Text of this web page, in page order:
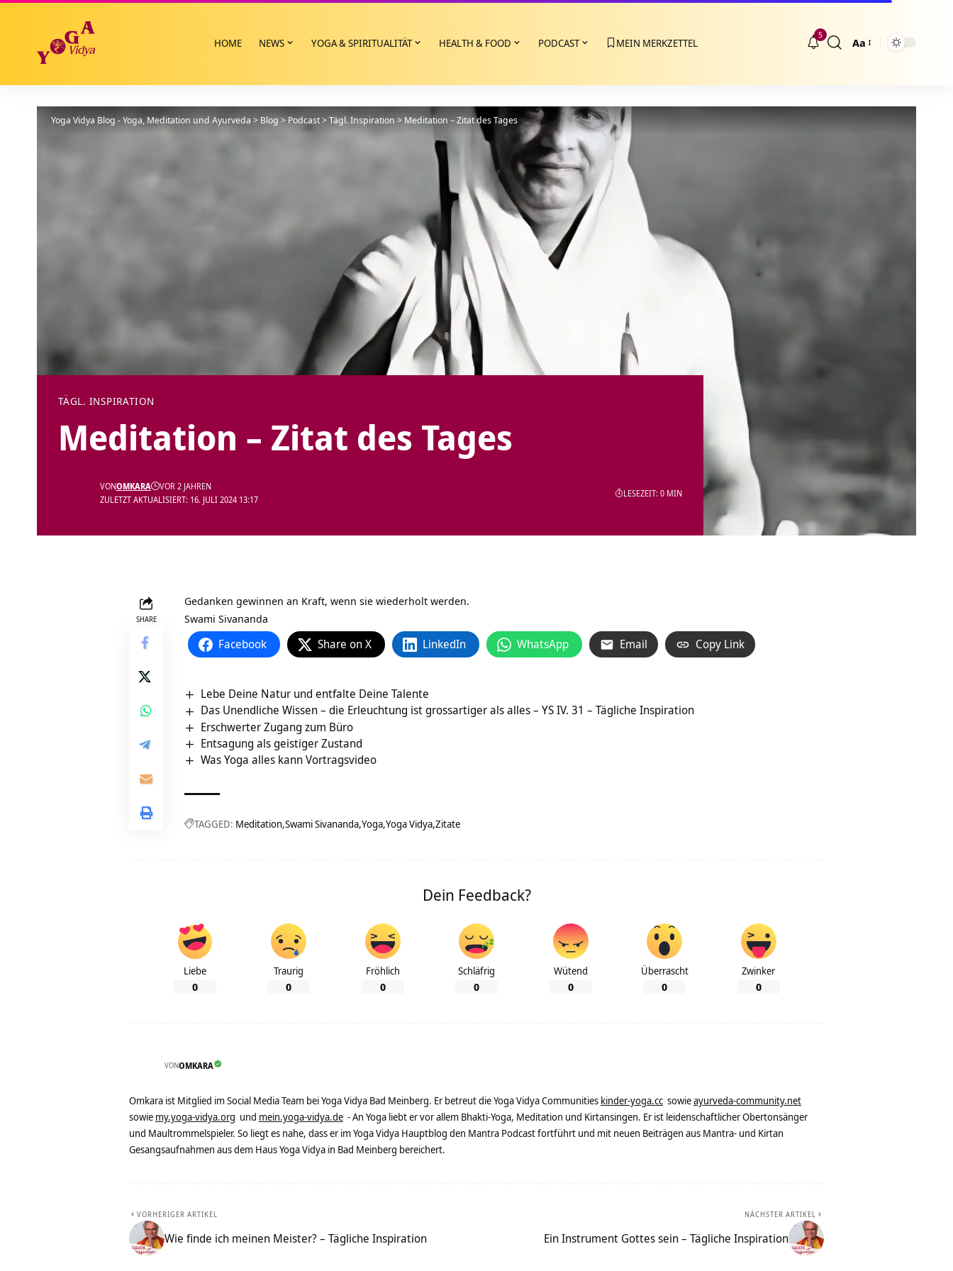
HOME NEWS YOGA & SPIRITUALITÄT HEALTH & FOOD PODCAST MEIN MERKZETTEL
5
Größenänderung
Aa
Yoga Vidya Blog - Yoga, Meditation und Ayurveda > Blog>Podcast>Tägl. Inspiration >Meditation – Zitat des Tages
TÄGL. INSPIRATION
Meditation – Zitat des Tages
ZULETZT AKTUALISIERT: 16. JULI 2024 13:17
VONOMKARA VOR 2 JAHREN
LESEZEIT: 0 MIN
SHARE
Gedanken gewinnen an Kraft, wenn sie wiederholt werden.
Swami Sivananda
Facebook Share on X LinkedIn WhatsApp Email Copy Link
Lebe Deine Natur und entfalte Deine Talente
Das Unendliche Wissen – die Erleuchtung ist grossartiger als alles – YS IV. 31 – Tägliche Inspiration
Erschwerter Zugang zum Büro
Entsagung als geistiger Zustand
Was Yoga alles kann Vortragsvideo
TAGGED: Meditation Swami Sivananda Yoga Yoga Vidya Zitate
Dein Feedback?
Liebe
0
Traurig
0
Fröhlich
0
Schläfrig
0
Wütend
0
Überrascht
0
Zwinker
0
VONOMKARA
Omkara ist Mitglied im Social Media Team bei Yoga Vidya Bad Meinberg. Er betreut die Yoga Vidya Communities kinder-yoga.cc sowieayurveda-community.net
sowie my.yoga-vidya.org und mein.yoga-vidya.de - An Yoga liebt er vor allem Bhakti-Yoga, Meditation und Kirtansingen. Er ist leidenschaftlicher Obertonsänger
und Maultrommelspieler. So liegt es nahe, dass er im Yoga Vidya Hauptblog den Mantra Podcast fortführt und mit neuen Beiträgen aus Mantra- und Kirtan
Gesangsaufnahmen aus dem Haus Yoga Vidya in Bad Meinberg bereichert.
VORHERIGER ARTIKEL
Wie finde ich meinen Meister? – Tägliche Inspiration
NÄCHSTER ARTIKEL
Ein Instrument Gottes sein – Tägliche Inspiration